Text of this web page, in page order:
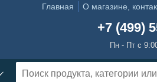
Главная О магазине,
+7 (499)
Пн - Пт с